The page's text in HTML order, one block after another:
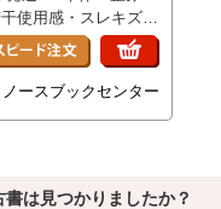
使用感・スレキズ・
れ少々
ノースブックセンター
書は見つかりましたか？